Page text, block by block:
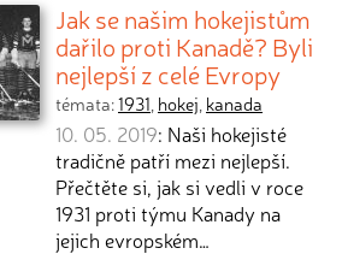
Jak se našim hokejistům
dařilo proti Kanadě? Byli
nejlepší z celé Evropy
témata:1931, hokej, kanada
10. 05. 2019: Naši hokejisté
tradičně patří mezi nejlepší.
Přečtěte si, jak si vedli v roce
1931 proti týmu Kanady na
jejich evropském…